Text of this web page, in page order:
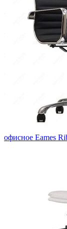
офисное Eames